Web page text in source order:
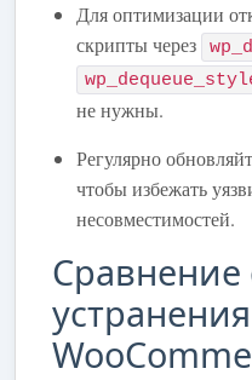
Для оптимизации
скрипты через
не нужны.
Регулярно
чтобы избежать
несовместимостей.
Сравнение